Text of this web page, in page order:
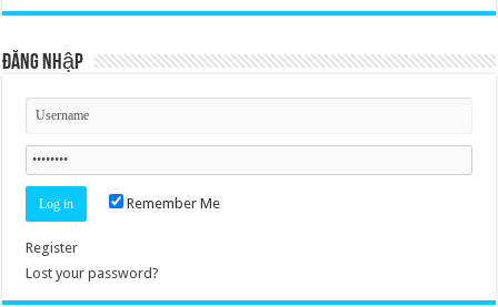
Đăng nhập
Remember Me
Register
Lost your password?